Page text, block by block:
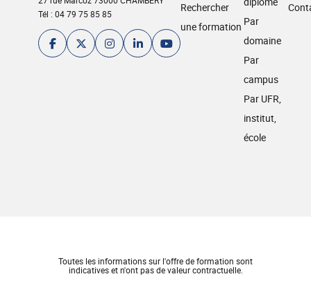
Tél : 04 79 75 85 85
Rechercher
une formation Par
domaine
Par
campus
Par UFR,
institut,
école
Toutes les informations sur l'offre de formation sont
indicatives et n'ont pas de valeur contractuelle.